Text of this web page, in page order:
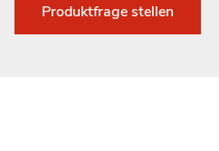
Produktfrage stellen